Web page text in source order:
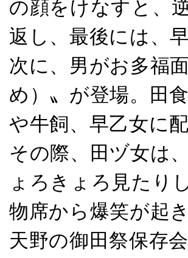
の顔をけなすと、
返し、最後には、
次に、男がお多福
め）〟が登場。田
や牛飼、早乙女に配
その際、田ヅ女は
ょろきょろ見たり
物席から爆笑が起
天野の御田祭保存